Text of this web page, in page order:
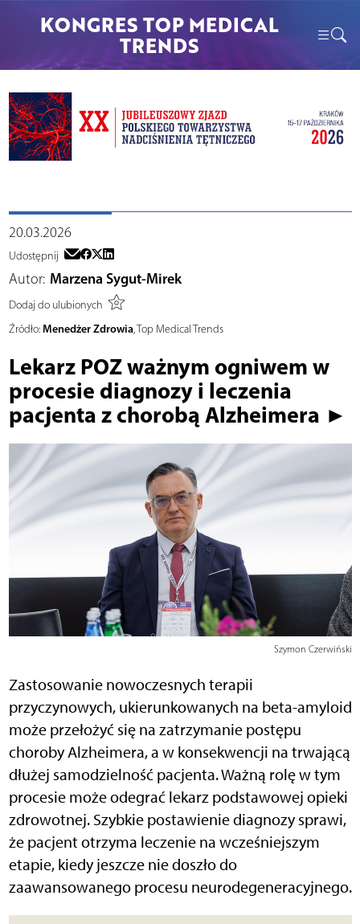
KONGRES TOP MEDICAL
TRENDS
20.03.2026
Udostępnij
Autor: Marzena Sygut-Mirek
Dodaj do ulubionych
Źródło: Menedżer Zdrowia, Top Medical Trends
Lekarz POZ ważnym ogniwem w
procesie diagnozy i leczenia
pacjenta z chorobą Alzheimera ►
Szymon Czerwiński
Zastosowanie nowoczesnych terapii
przyczynowych, ukierunkowanych na beta-amyloid
może przełożyć się na zatrzymanie postępu
choroby Alzheimera, a w konsekwencji na trwającą
dłużej samodzielność pacjenta. Ważną rolę w tym
procesie może odegrać lekarz podstawowej opieki
zdrowotnej. Szybkie postawienie diagnozy sprawi,
że pacjent otrzyma leczenie na wcześniejszym
etapie, kiedy jeszcze nie doszło do
zaawansowanego procesu neurodegeneracyjnego.